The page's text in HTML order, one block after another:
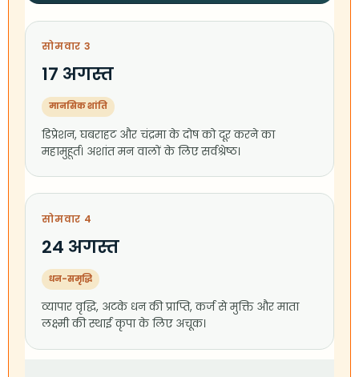
सोमवार 3
17 अगस्त
मानसिक शांति
डिप्रेशन, घबराहट और चंद्रमा के दोष को दूर करने का
महामुहूर्त। अशांत मन वालों के लिए सर्वश्रेष्ठ।
सोमवार 4
24 अगस्त
धन-समृद्धि
व्यापार वृद्धि, अटके धन की प्राप्ति, कर्ज से मुक्ति और माता
लक्ष्मी की स्थाई कृपा के लिए अचूक।